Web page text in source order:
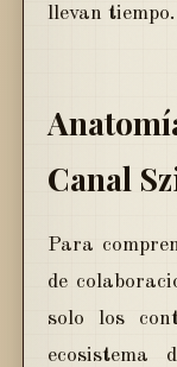
llevan tiempo.
Canal
Para
de
solo los
ecosistema